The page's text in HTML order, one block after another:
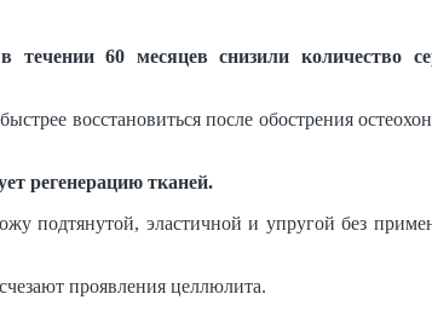
60 месяцев снизили количество
восстановиться после обострения
регенерацию тканей.
подтянутой, эластичной и упругой без
проявления целлюлита.